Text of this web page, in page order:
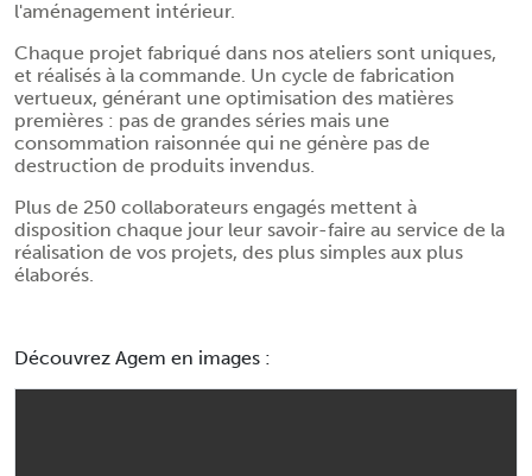
l'aménagement intérieur.
Chaque projet fabriqué dans nos ateliers sont uniques,
et réalisés à la commande. Un cycle de fabrication
vertueux, générant une optimisation des matières
premières : pas de grandes séries mais une
consommation raisonnée qui ne génère pas de
destruction de produits invendus.
Plus de 250 collaborateurs engagés mettent à
disposition chaque jour leur savoir-faire au service de la
réalisation de vos projets, des plus simples aux plus
élaborés.
Découvrez Agem en images :